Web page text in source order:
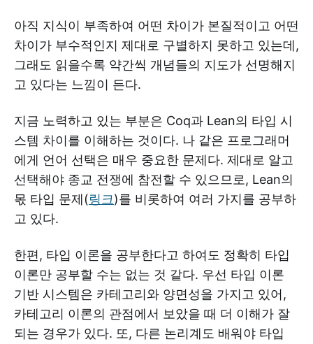
아직 지식이 부족하여 어떤 차이가 본질적이고 어떤
차이가 부수적인지 제대로 구별하지 못하고 있는데,
그래도 읽을수록 약간씩 개념들의 지도가 선명해지
고 있다는 느낌이 든다.
지금 노력하고 있는 부분은 Coq과 Lean의 타입 시
스템 차이를 이해하는 것이다. 나 같은 프로그래머
에게 언어 선택은 매우 중요한 문제다. 제대로 알고
선택해야 종교 전쟁에 참전할 수 있으므로, Lean의
몫 타입 문제(링크)를 비롯하여 여러 가지를 공부하
고 있다.
한편, 타입 이론을 공부한다고 하여도 정확히 타입
이론만 공부할 수는 없는 것 같다. 우선 타입 이론
기반 시스템은 카테고리와 양면성을 가지고 있어,
카테고리 이론의 관점에서 보았을 때 더 이해가 잘
되는 경우가 있다. 또, 다른 논리계도 배워야 타입